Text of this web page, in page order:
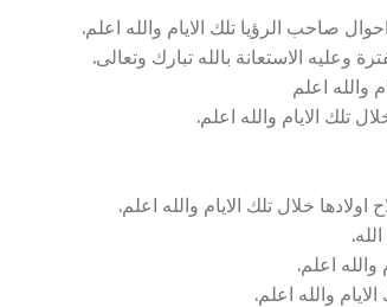
صاحب الرؤيا تلك الايام والله اعلم.
وعليه الاستعانة بالله تبارك وتعالى.
والله اعلم
تلك الايام والله اعلم.
خلال تلك الايام والله اعلم.
اعلم.
والله اعلم.